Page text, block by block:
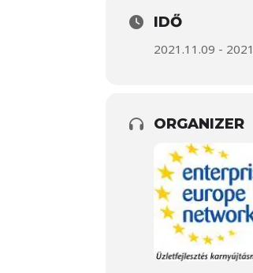
IDŐ
2021.11.09 -
ORGANIZER